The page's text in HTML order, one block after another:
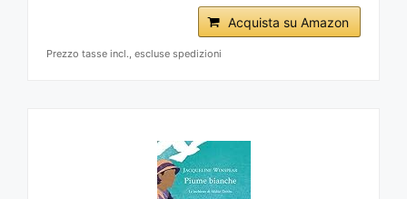
Acquista su Amazon
Prezzo tasse incl., escluse spedizioni